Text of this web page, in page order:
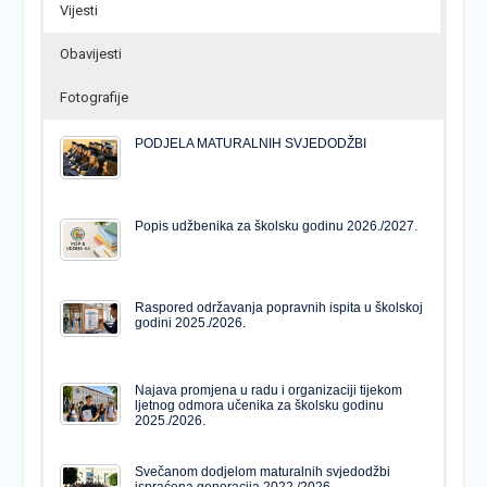
Vijesti
Obavijesti
Fotografije
PODJELA MATURALNIH SVJEDODŽBI
Popis udžbenika za školsku godinu 2026./2027.
Raspored održavanja popravnih ispita u školskoj
godini 2025./2026.
Najava promjena u radu i organizaciji tijekom
ljetnog odmora učenika za školsku godinu
2025./2026.
Svečanom dodjelom maturalnih svjedodžbi